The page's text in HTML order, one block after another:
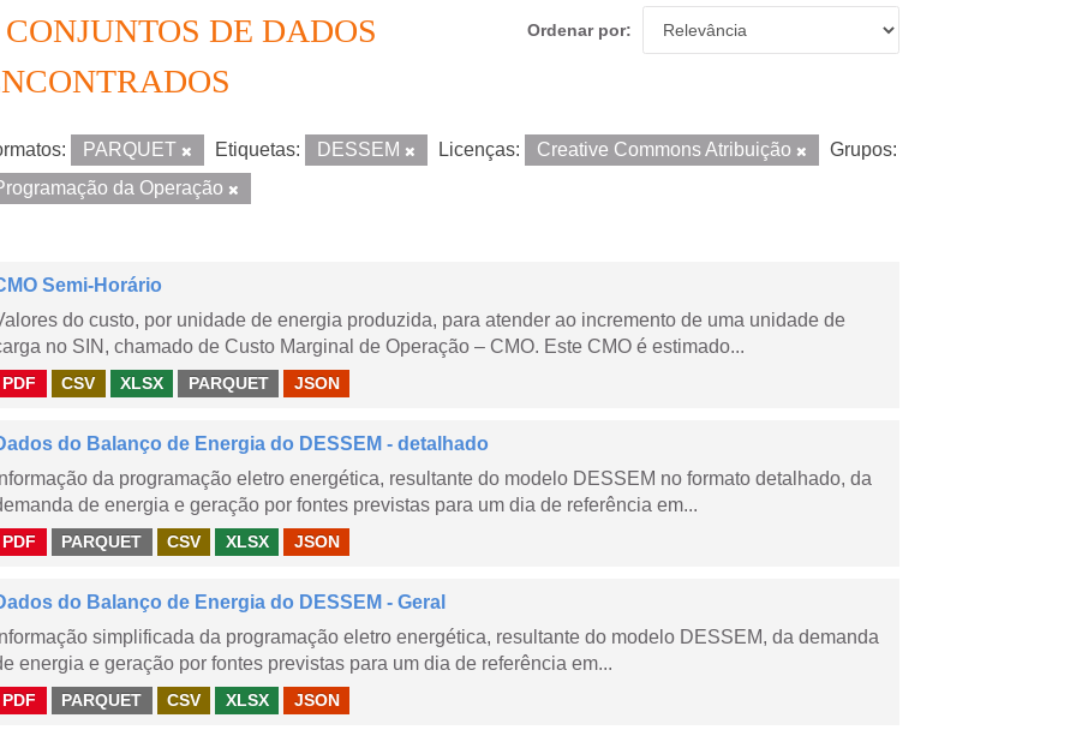
Ordenar por
CONJUNTOS DE DADOS
PARQUET Etiquetas: DESSEM Licenças: Creative Commons Atribuição
Grupos:
da Operação
Semi-Horário
do custo, por unidade de energia produzida, para atender ao incremento de uma unidade de
no SIN, chamado de Custo Marginal de Operação – CMO. Este CMO é estimado...
PDF CSV XLSX PARQUET JSON
do Balanço de Energia do DESSEM - detalhado
Informação da programação eletro energética, resultante do modelo DESSEM no formato detalhado, da
de energia e geração por fontes previstas para um dia de referência em...
PDF PARQUET CSV XLSX JSON
do Balanço de Energia do DESSEM - Geral
Informação simplificada da programação eletro energética, resultante do modelo DESSEM, da demanda
energia e geração por fontes previstas para um dia de referência em...
PDF PARQUET CSV XLSX JSON